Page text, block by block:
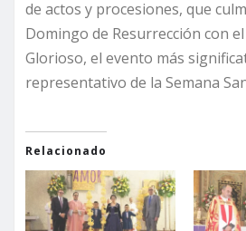
de actos y procesiones, que
Domingo de Resurrección con
Glorioso, el evento más
representativo de la Semana
Relacionado